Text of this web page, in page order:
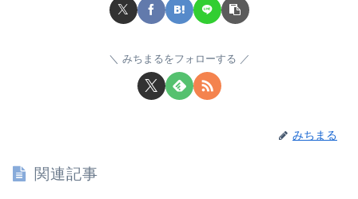
みちまるをフォローする
みちまる
関連記事